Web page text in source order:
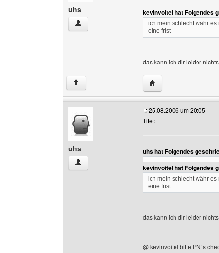
uhs
uhs Benutzer-Profile anzeigen
kevinvoitel hat Folgendes
ich mein schlecht währ
eine frist
das kann ich dir leider
↑ Website dieses
uhs
uhs Benutzer-Profile anzeigen
25.08.2006 um 20:05
Titel:
uhs hat Folgendes
kevinvoitel hat Folgendes
ich mein schlecht währ
eine frist
das kann ich dir leider
@ kevinvoitel bitte PN´s